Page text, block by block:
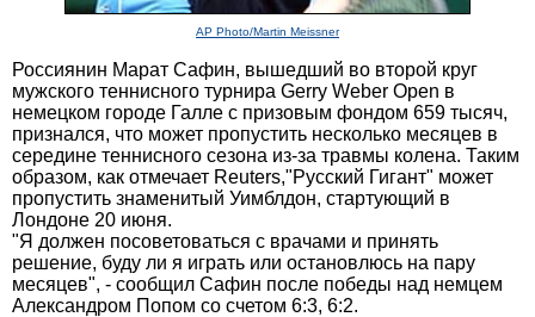
AP Photo/Martin Meissner
Россиянин Марат Сафин, вышедший во второй круг
мужского теннисного турнира Gerry Weber Open в
немецком городе Галле с призовым фондом 659 тысяч,
признался, что может пропустить несколько месяцев в
середине теннисного сезона из-за травмы колена. Таким
образом, как отмечает Reuters,"Русский Гигант" может
пропустить знаменитый Уимблдон, стартующий в
Лондоне 20 июня.
"Я должен посоветоваться с врачами и принять
решение, буду ли я играть или остановлюсь на пару
месяцев", - сообщил Сафин после победы над немцем
Александром Попом со счетом 6:3, 6:2.